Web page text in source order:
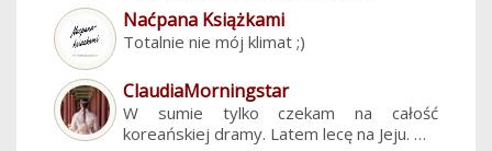
Naćpana Książkami
Totalnie nie mój klimat ;)
ClaudiaMorningstar
W sumie tylko czekam na całość
koreańskiej dramy. Latem lecę na Jeju. …